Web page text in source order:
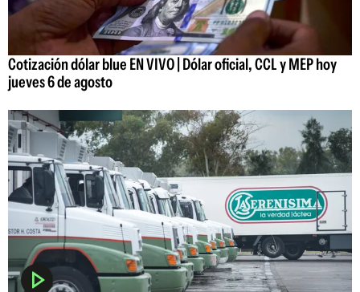
Cotización dólar blue EN VIVO | Dólar oficial, CCL y MEP hoy
jueves 6 de agosto